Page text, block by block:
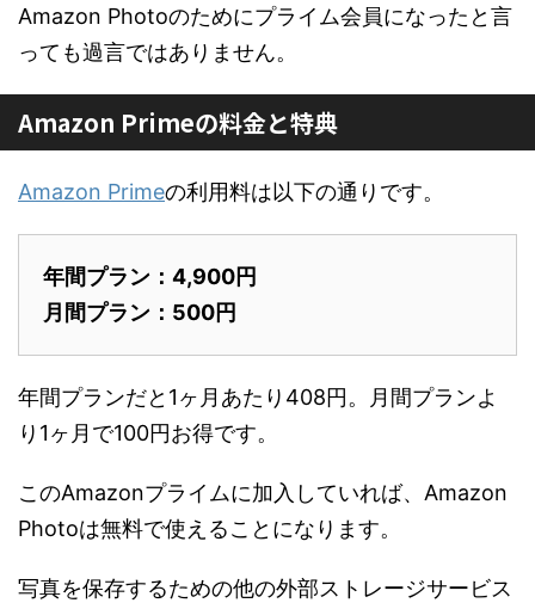
Amazon Photoのためにプライム会員になったと言
っても過言ではありません。
Amazon Primeの料金と特典
Amazon Primeの利用料は以下の通りです。
年間プラン：4,900円
月間プラン：500円
年間プランだと1ヶ月あたり408円。月間プランよ
り1ヶ月で100円お得です。
このAmazonプライムに加入していれば、Amazon
Photoは無料で使えることになります。
写真を保存するための他の外部ストレージサービス